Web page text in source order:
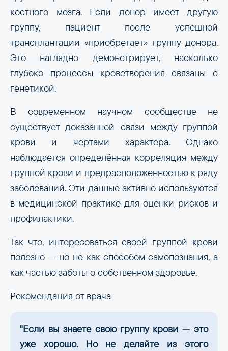
костного мозга. Если донор имеет другую
группу, пациент после успешной
трансплантации «приобретает» группу донора.
Это наглядно демонстрирует, насколько
глубоко процессы кроветворения связаны с
генетикой.
В современном научном сообществе не
существует доказанной связи между группой
крови и чертами характера. Однако
наблюдается определённая корреляция между
группой крови и предрасположенностью к ряду
заболеваний. Эти данные активно используются
в медицинской практике для оценки рисков и
профилактики.
Так что, интересоваться своей группой крови
полезно — но не как способом самопознания, а
как частью заботы о собственном здоровье.
Рекомендация от врача
"Если вы знаете свою группу крови — это
уже хорошо. Но не делайте из этого